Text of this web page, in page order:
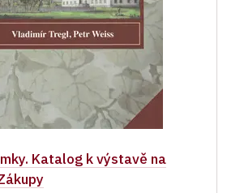
Katalog k výstavě na